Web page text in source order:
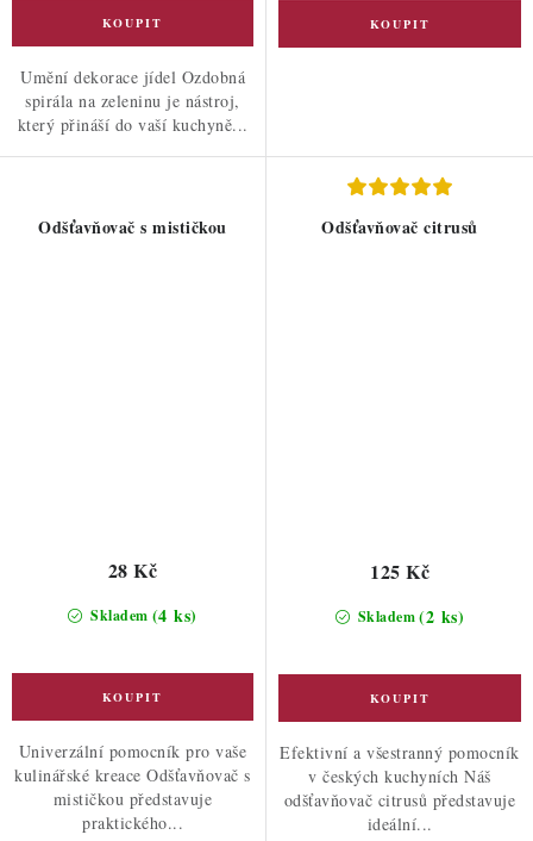
Umění dekorace jídel Ozdobná
spirála na zeleninu je nástroj,
který přináší do vaší kuchyně...
Odšťavňovač s mističkou
Skladem (4 ks)
28 Kč
Univerzální pomocník pro vaše
kulinářské kreace Odšťavňovač s
mističkou představuje
praktického...
Odšťavňovač citrusů
Skladem(2 ks)
125 Kč
Efektivní a všestranný pomocník
v českých kuchyních Náš
odšťavňovač citrusů představuje
ideální...